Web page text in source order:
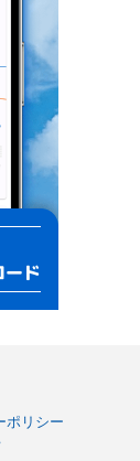
ポリシー